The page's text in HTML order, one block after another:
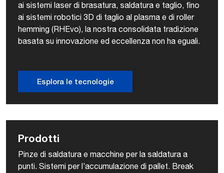
ai sistemi laser di brasatura, saldatura e taglio, fino
ai sistemi robotici 3D di taglio al plasma e di roller
hemming (RHEvo), la nostra consolidata tradizione
basata su innovazione ed eccellenza non ha eguali.
Esplora le tecnologie
Prodotti
Pinze di saldatura e macchine per la saldatura a
punti. Sistemi per l’accumulazione di pallet. Break